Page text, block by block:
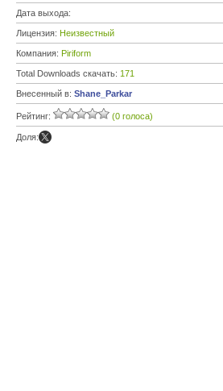
Дата выхода:
Лицензия: Неизвестный
Компания: Piriform
Total Downloads скачать: 171
Внесенный в: Shane_Parkar
Рейтинг: (0 голоса)
Доля: